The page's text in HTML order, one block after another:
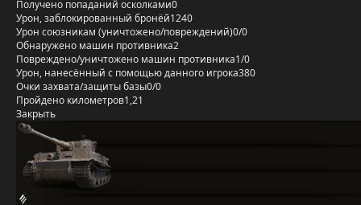
Получено попаданий осколками0
Урон, заблокированный бронёй1240
Урон союзникам (уничтожено/повреждений)0/0
Обнаружено машин противника2
Повреждено/уничтожено машин противника1/0
Урон, нанесённый с помощью данного игрока380
Очки захвата/защиты базы0/0
Пройдено километров1,21
Закрыть